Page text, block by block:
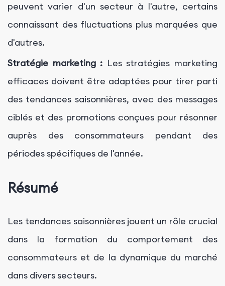
peuvent varier d'un secteur à l'autre, certains
connaissant des fluctuations plus marquées que
d'autres.
Stratégie marketing : Les stratégies marketing
efficaces doivent être adaptées pour tirer parti
des tendances saisonnières, avec des messages
ciblés et des promotions conçues pour résonner
auprès des consommateurs pendant des
périodes spécifiques de l'année.
Résumé
Les tendances saisonnières jouent un rôle crucial
dans la formation du comportement des
consommateurs et de la dynamique du marché
dans divers secteurs.